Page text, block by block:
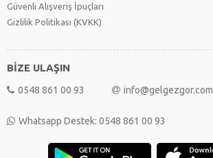
Güvenli Alışveriş İpuçları
Gizlilik Politikası (KVKK)
BİZE ULAŞIN
0548 861 00 93 info@gelgezgor.com
Whatsapp Destek: 0548 861 00 93